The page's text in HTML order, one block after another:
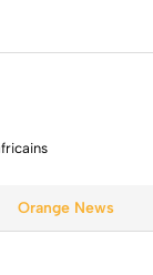
Orange News